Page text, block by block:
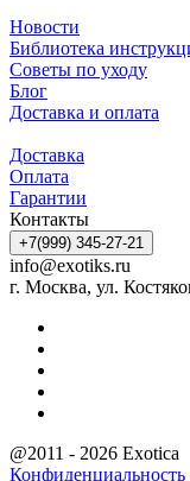
Новости
Библиотека
Советы по уходу
Блог
Доставка и оплата
Доставка
Оплата
Гарантии
Контакты
+7(999) 345-27-21
info@exotiks.ru
г. Москва, ул.
@2011 - 2026 Exotica
Конфиденциальность